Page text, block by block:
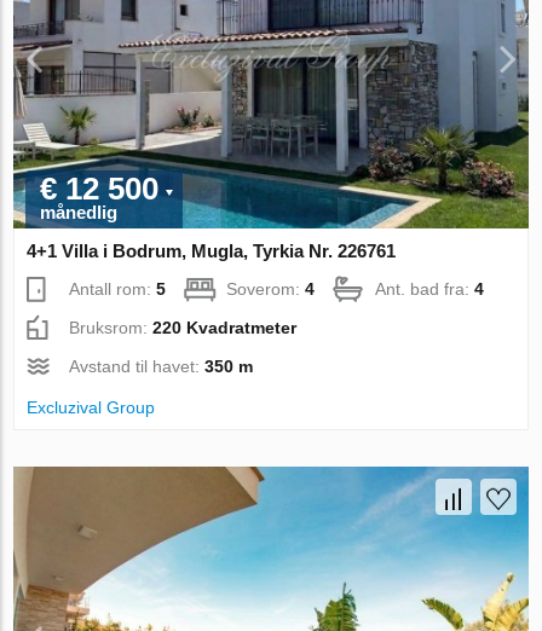
€ 12 500
månedlig
4+1 Villa i Bodrum, Mugla, Tyrkia Nr. 226761
Antall rom:5 Soverom:4 Ant. bad fra:4
Bruksrom:220 Kvadratmeter
Avstand til havet:350 m
Excluzival Group